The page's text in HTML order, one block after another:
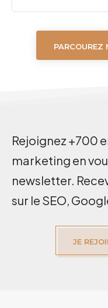
PARCOUREZ
Rejoignez +700
marketing en
newsletter.
sur le SEO,
JE